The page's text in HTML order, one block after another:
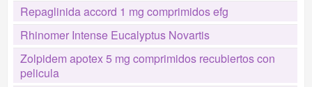
Repaglinida accord 1 mg comprimidos efg
Rhinomer Intense Eucalyptus Novartis
Zolpidem apotex 5 mg comprimidos recubiertos con
pelicula